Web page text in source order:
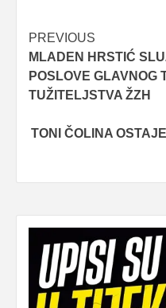
Post
navigation
PREVIOUS
MLADEN HRSTIĆ
POSLOVE GLAVNOG
TUŽITELJSTVA ŽZH
TONI ČOLINA